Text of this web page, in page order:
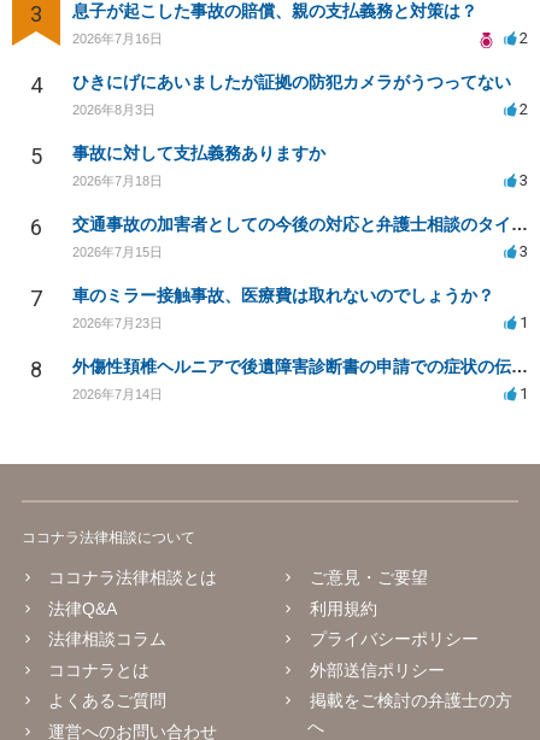
3 息子が起こした事故の賠償、親の支払義務と対策は？
2026年7月16日 2
4 ひきにげにあいましたが証拠の防犯カメラがうつってない
2026年8月3日 2
5 事故に対して支払義務ありますか
2026年7月18日 3
6 交通事故の加害者としての今後の対応と弁護士相談のタイミングは？
2026年7月15日 3
7 車のミラー接触事故、医療費は取れないのでしょうか？
2026年7月23日 1
8 外傷性頚椎ヘルニアで後遺障害診断書の申請での症状の伝え方等
2026年7月14日 1
ココナラ法律相談について
ココナラ法律相談とは
法律Q&A
法律相談コラム
ココナラとは
よくあるご質問
運営へのお問い合わせ
ご意見・ご要望
利用規約
プライバシーポリシー
外部送信ポリシー
掲載をご検討の弁護士の方
へ